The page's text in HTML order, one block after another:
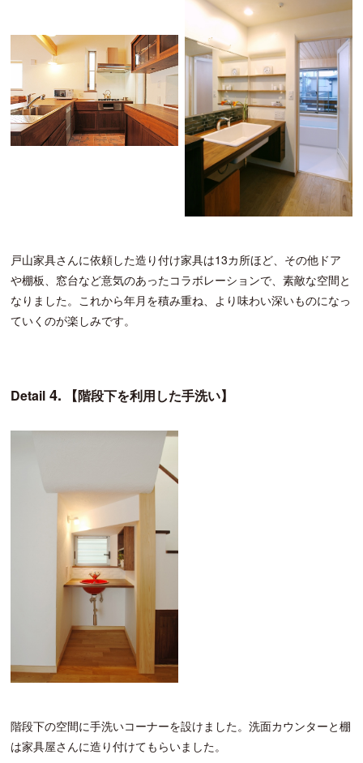
戸山家具さんに依頼した造り付け家具は13カ所ほど、その他ドア
や棚板、窓台など意気のあったコラボレーションで、素敵な空間と
なりました。これから年月を積み重ね、より味わい深いものになっ
ていくのが楽しみです。
Detail 4. 【階段下を利用した手洗い】
階段下の空間に手洗いコーナーを設けました。洗面カウンターと棚
は家具屋さんに造り付けてもらいました。